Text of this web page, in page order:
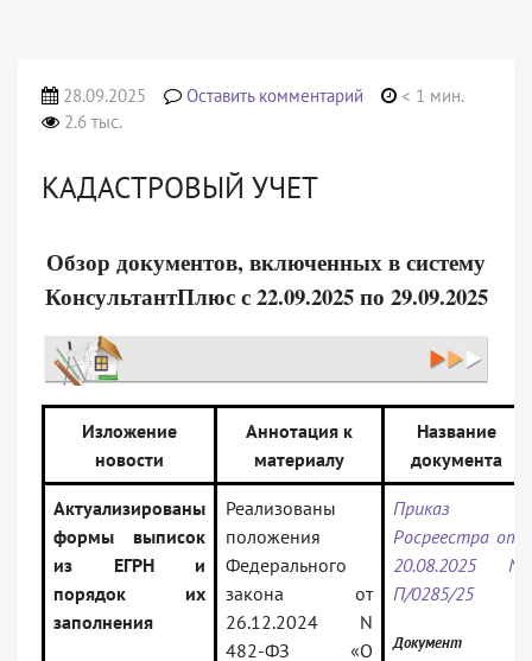
28.09.2025 Оставить комментарий
< 1 мин.
2.6 тыс.
КАДАСТРОВЫЙ УЧЕТ
Обзор документов, включенных в систему
КонсультантПлюс с 22.09.2025 по 29.09.2025
Изложение
новости
Аннотация к
материалу
Название
документа
Актуализированы
формы выписок
из ЕГРН и
порядок их
заполнения
Реализованы
положения
Федерального
закона от
26.12.2024 N
482-ФЗ «О
Приказ
Росреестра от
20.08.2025 N
П/0285/25
Документ